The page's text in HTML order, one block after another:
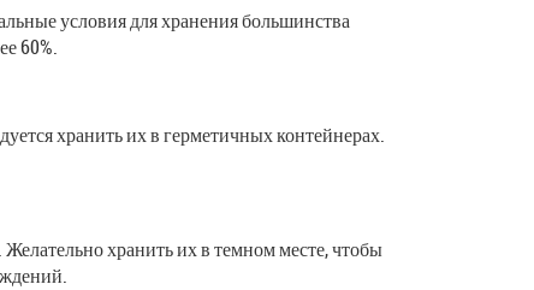
условия для хранения большинства
60%.
хранить их в герметичных контейнерах.
хранить их в темном месте, чтобы